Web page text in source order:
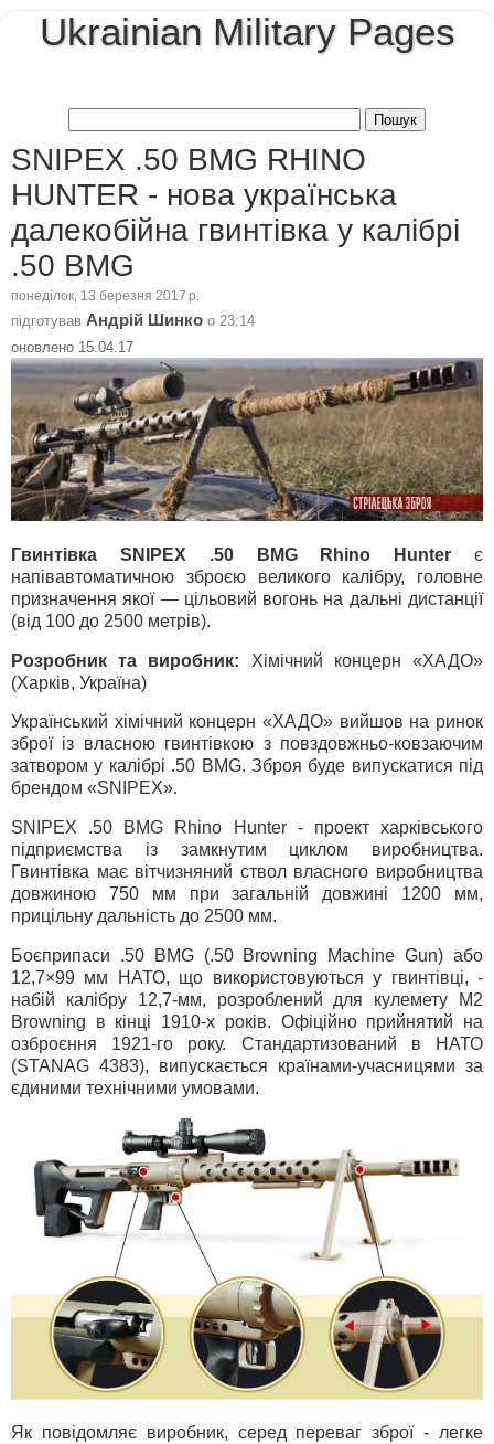
Ukrainian Military Pages
SNIPEX .50 BMG RHINO
HUNTER - нова українська
далекобійна гвинтівка у калібрі
.50 BMG
понеділок, 13 березня 2017 р.
підготував Андрій Шинко о 23:14
оновлено 15.04.17
Гвинтівка SNIPEX .50 BMG Rhino Hunter є
напівавтоматичною зброєю великого калібру, головне
призначення якої — цільовий вогонь на дальні дистанції
(від 100 до 2500 метрів).
Розробник та виробник: Хімічний концерн «ХАДО»
(Харків, Україна)
Український хімічний концерн «ХАДО» вийшов на ринок
зброї із власною гвинтівкою з повздовжньо-ковзаючим
затвором у калібрі .50 BMG. Зброя буде випускатися під
брендом «SNIPEX».
SNIPEX .50 BMG Rhino Hunter - проект харківського
підприємства із замкнутим циклом виробництва.
Гвинтівка має вітчизняний ствол власного виробництва
довжиною 750 мм при загальній довжині 1200 мм,
прицільну дальність до 2500 мм.
Боєприпаси .50 BMG (.50 Browning Machine Gun) або
12,7×99 мм НАТО, що використовуються у гвинтівці, -
набій калібру 12,7-мм, розроблений для кулемету M2
Browning в кінці 1910-х років. Офіційно прийнятий на
озброєння 1921-го року. Стандартизований в НАТО
(STANAG 4383), випускається країнами-учасницями за
єдиними технічними умовами.
Як повідомляє виробник, серед переваг зброї - легке